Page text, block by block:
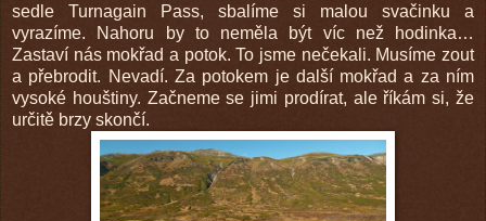
sedle Turnagain Pass, sbalíme si malou svačinku a
vyrazíme. Nahoru by to neměla být víc než hodinka…
Zastaví nás mokřad a potok. To jsme nečekali. Musíme zout
a přebrodit. Nevadí. Za potokem je další mokřad a za ním
vysoké houštiny. Začneme se jimi prodírat, ale říkám si, že
určitě brzy skončí.